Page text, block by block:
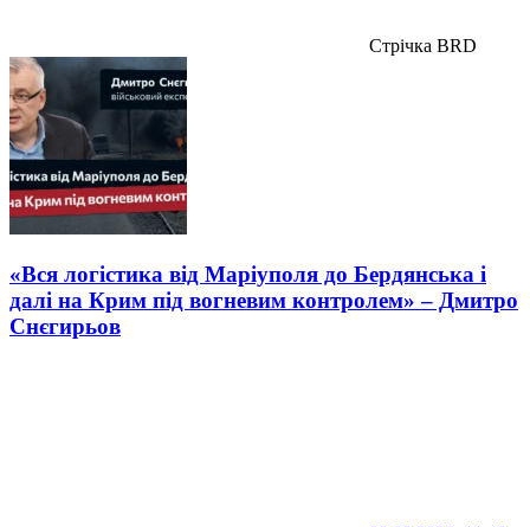
Стрічка BRD
«Вся логістика від Маріуполя до Бердянська і
далі на Крим під вогневим контролем» – Дмитро
Снєгирьов